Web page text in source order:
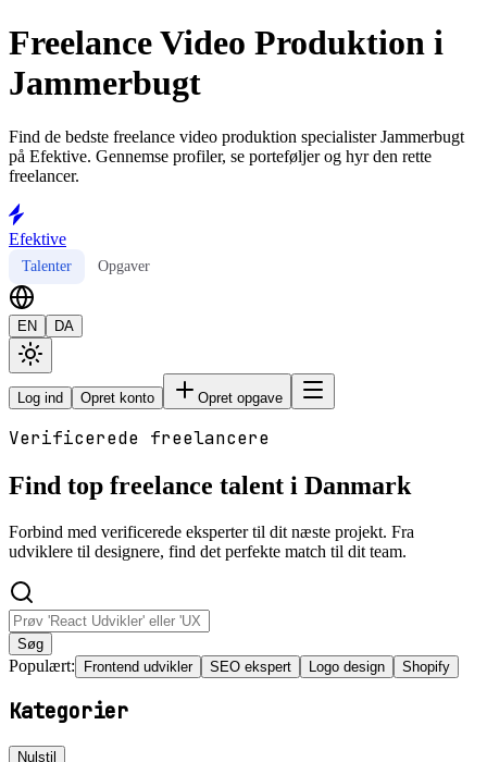
Freelance Video Produktion i
Jammerbugt
Find de bedste freelance video produktion specialister Jammerbugt
på Efektive. Gennemse profiler, se porteføljer og hyr den rette
freelancer.
Efektive
Talenter Opgaver
EN DA
Log ind Opret konto Opret opgave
Verificerede freelancere
Find top freelance talent i Danmark
Forbind med verificerede eksperter til dit næste projekt. Fra
udviklere til designere, find det perfekte match til dit team.
Søg
Populært: Frontend udvikler SEO ekspert Logo design Shopify
Kategorier
Nulstil